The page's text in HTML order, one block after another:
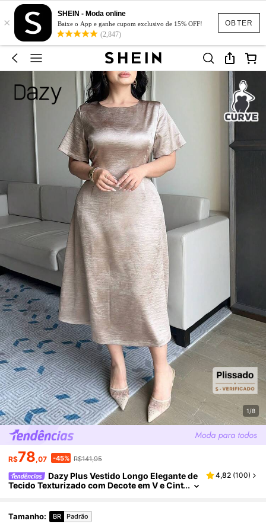
OBTER
×
SHEIN - Moda online
Baixe o App e ganhe cupom exclusivo de 15% OFF!
(2,847)
1/8
R$78,07 -45% R$141,95
Dazy Plus Vestido Longo Elegante de
Tecido Texturizado com Decote em V e Cint
4,82 (100)
Tamanho: BR Padrão